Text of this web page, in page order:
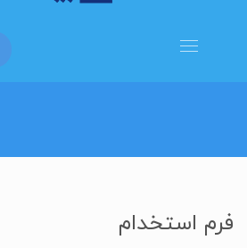
فرم استخدام
فرم استخدام